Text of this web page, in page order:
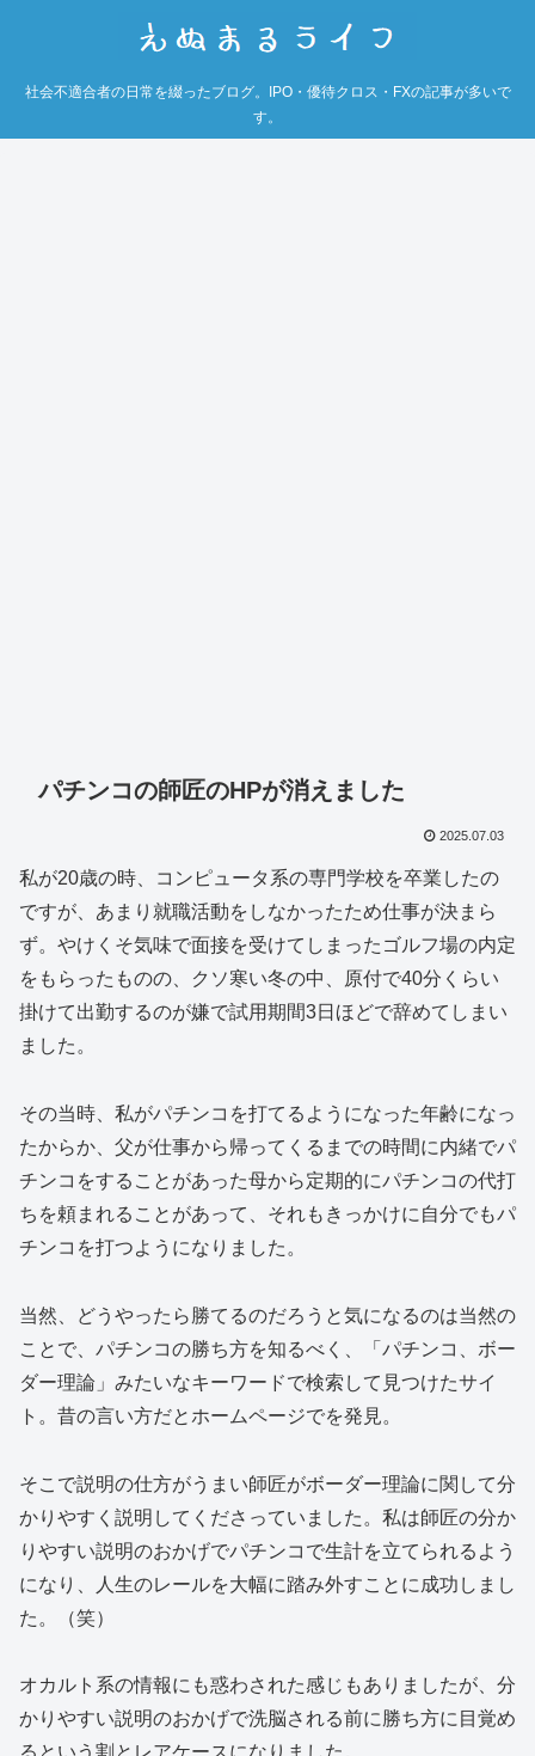
社会不適合者の日常を綴ったブログ。IPO・優待クロス・FXの記事が多いで
す。
パチンコの師匠のHPが消えました
2025.07.03
私が20歳の時、コンピュータ系の専門学校を卒業したの
ですが、あまり就職活動をしなかったため仕事が決まら
ず。やけくそ気味で面接を受けてしまったゴルフ場の内定
をもらったものの、クソ寒い冬の中、原付で40分くらい
掛けて出勤するのが嫌で試用期間3日ほどで辞めてしまい
ました。
その当時、私がパチンコを打てるようになった年齢になっ
たからか、父が仕事から帰ってくるまでの時間に内緒でパ
チンコをすることがあった母から定期的にパチンコの代打
ちを頼まれることがあって、それもきっかけに自分でもパ
チンコを打つようになりました。
当然、どうやったら勝てるのだろうと気になるのは当然の
ことで、パチンコの勝ち方を知るべく、「パチンコ、ボー
ダー理論」みたいなキーワードで検索して見つけたサイ
ト。昔の言い方だとホームページでを発見。
そこで説明の仕方がうまい師匠がボーダー理論に関して分
かりやすく説明してくださっていました。私は師匠の分か
りやすい説明のおかげでパチンコで生計を立てられるよう
になり、人生のレールを大幅に踏み外すことに成功しまし
た。（笑）
オカルト系の情報にも惑わされた感じもありましたが、分
かりやすい説明のおかげで洗脳される前に勝ち方に目覚め